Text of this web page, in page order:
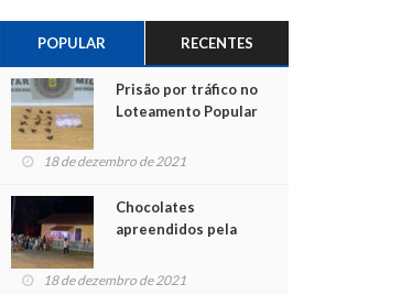
POPULAR RECENTES
Prisão por tráfico no
Loteamento Popular
18 de dezembro de 2021
Chocolates
apreendidos pela
para crianças na
18 de dezembro de 2021